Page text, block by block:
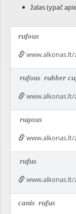
žalas (ypač
rufous
rufous rubber
rugous
rufus
canis rufus